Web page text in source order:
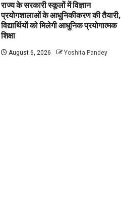
राज्य के सरकारी स्कूलों में विज्ञान
प्रयोगशालाओं के आधुनिकीकरण की तैयारी,
विद्यार्थियों को मिलेगी आधुनिक प्रयोगात्मक
शिक्षा
August 6, 2026 Yoshita Pandey